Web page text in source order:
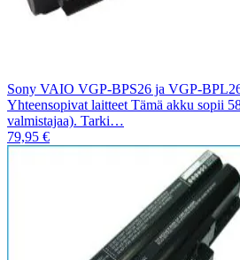
Sony VAIO VGP-BPS26 ja VGP-
Yhteensopivat laitteet Tämä akku sopii
valmistajaa). Tarki…
79,95 €